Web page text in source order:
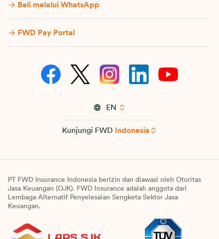
Beli melalui WhatsApp
FWD Pay Portal
EN
Kunjungi FWD Indonesia
PT FWD Insurance Indonesia berizin dan diawasi oleh Otoritas
Jasa Keuangan (OJK). FWD Insurance adalah anggota dari
Lembaga Alternatif Penyelesaian Sengketa Sektor Jasa
Keuangan.